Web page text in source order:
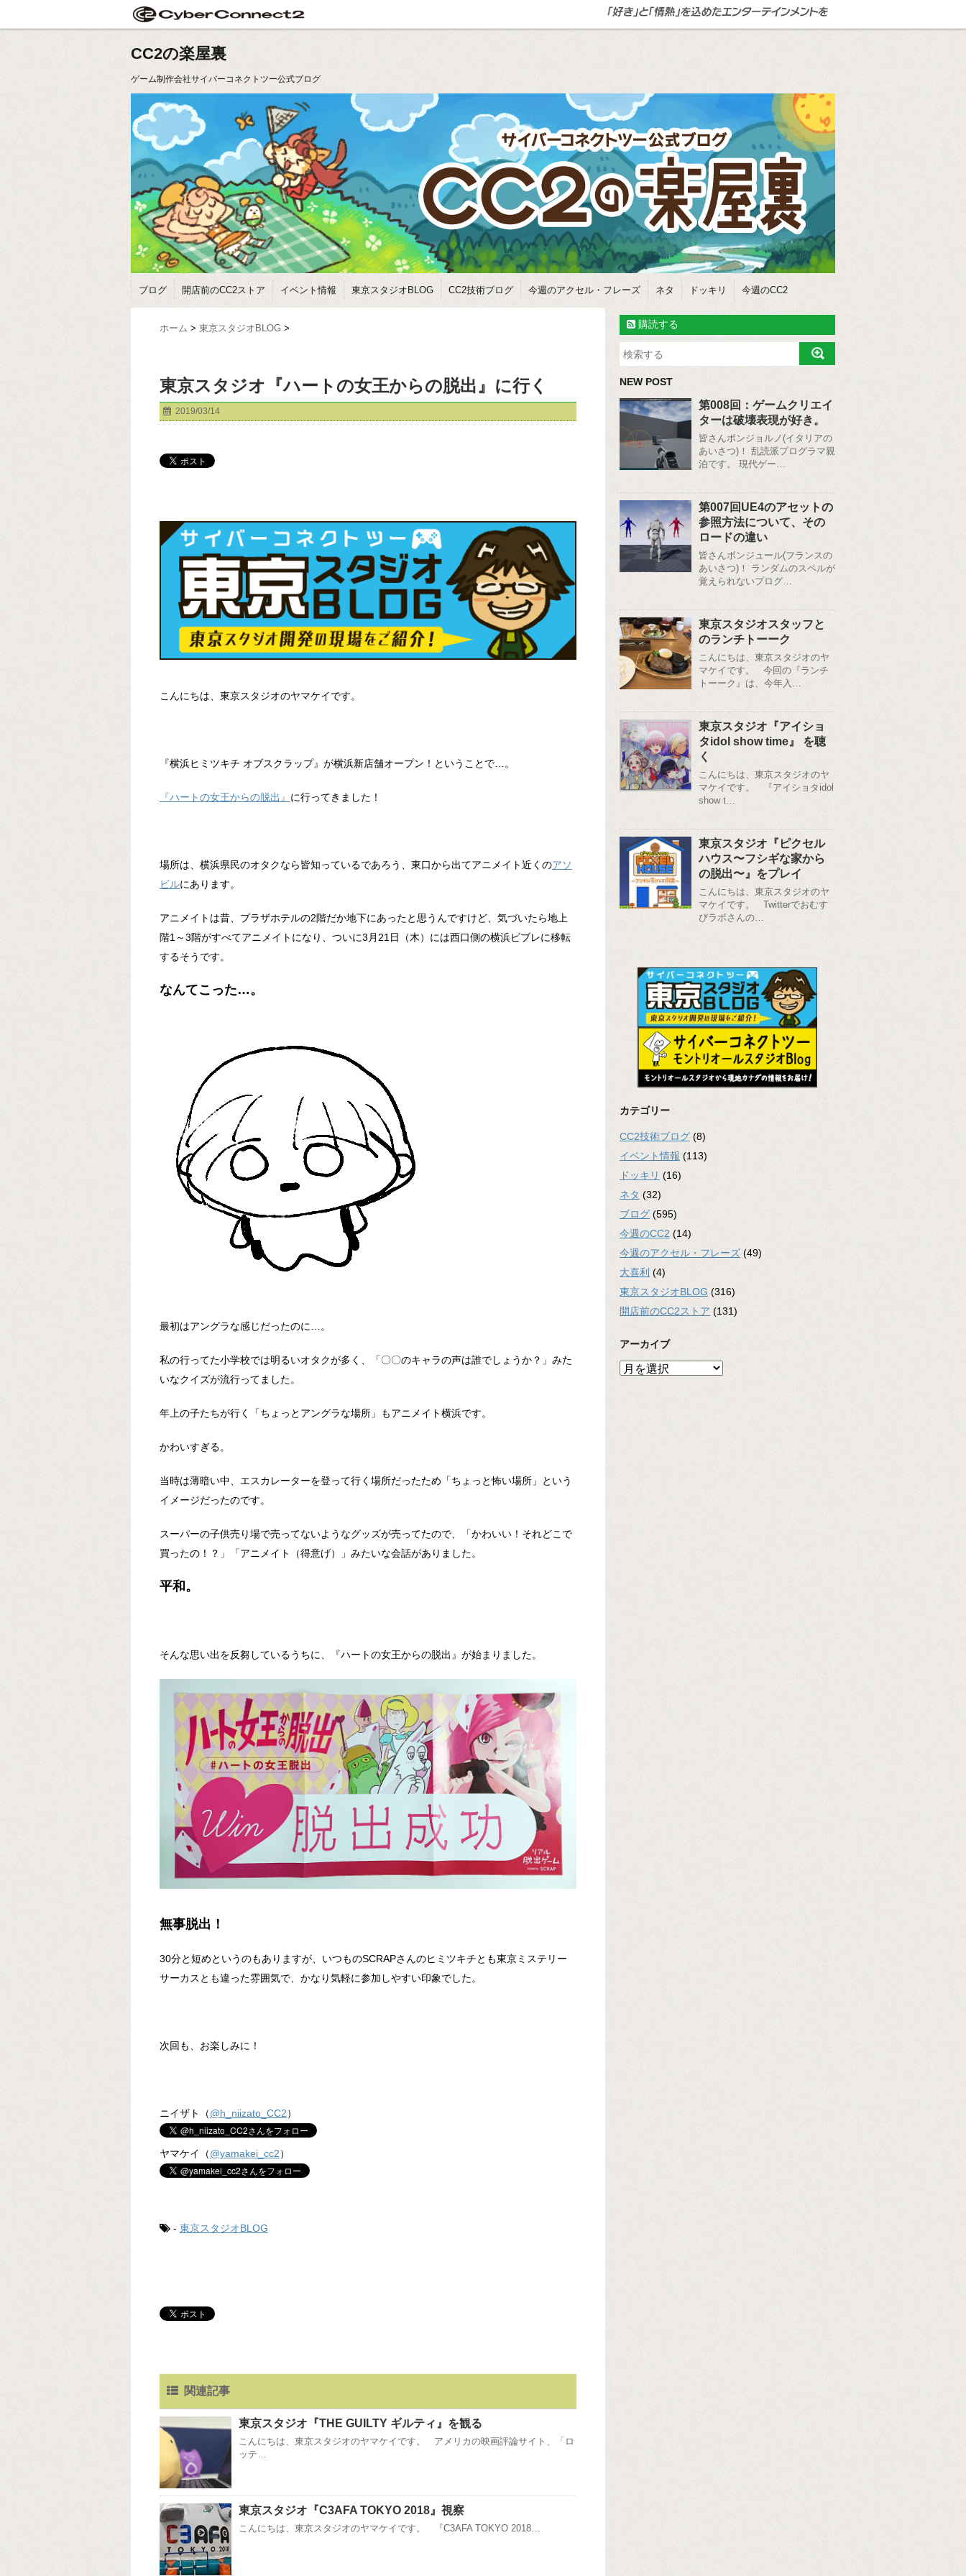
CC2の楽屋裏
ゲーム制作会社サイバーコネクトツー公式ブログ
ブログ 開店前のCC2ストア イベント情報 東京スタジオBLOG CC2技術ブログ 今週のアクセル・フレーズ ネタ ドッキリ 今週のCC2
ホーム > 東京スタジオBLOG >
東京スタジオ『ハートの女王からの脱出』に行く
2019/03/14
こんにちは、東京スタジオのヤマケイです。
『横浜ヒミツキチ オブスクラップ』が横浜新店舗オープン！ということで…。
『ハートの女王からの脱出』 に行ってきました！
場所は、横浜県民のオタクなら皆知っているであろう、東口から出てアニメイト近くのアソ
ビルにあります。
アニメイトは昔、プラザホテルの2階だか地下にあったと思うんですけど、気づいたら地上
階1～3階がすべてアニメイトになり、ついに3月21日（木）には西口側の横浜ビブレに移転
するそうです。
なんてこった…。
最初はアングラな感じだったのに…。
私の行ってた小学校では明るいオタクが多く、「〇〇のキャラの声は誰でしょうか？」みた
いなクイズが流行ってました。
年上の子たちが行く「ちょっとアングラな場所」もアニメイト横浜です。
かわいすぎる。
当時は薄暗い中、エスカレーターを登って行く場所だったため「ちょっと怖い場所」という
イメージだったのです。
スーパーの子供売り場で売ってないようなグッズが売ってたので、「かわいい！それどこで
買ったの！？」「アニメイト（得意げ）」みたいな会話がありました。
平和。
そんな思い出を反芻しているうちに、『ハートの女王からの脱出』が始まりました。
無事脱出！
30分と短めというのもありますが、いつものSCRAPさんのヒミツキチとも東京ミステリー
サーカスとも違った雰囲気で、かなり気軽に参加しやすい印象でした。
次回も、お楽しみに！
ニイザト（@h_niizato_CC2）
ヤマケイ（@yamakei_cc2）
- 東京スタジオBLOG
関連記事
東京スタジオ『THE GUILTY ギルティ』を観る
こんにちは、東京スタジオのヤマケイです。 アメリカの映画評論サイト、「ロ
ッテ…
東京スタジオ『C3AFA TOKYO 2018』視察
こんにちは、東京スタジオのヤマケイです。 『C3AFA TOKYO 2018…
購読する
NEW POST
第008回：ゲームクリエイ
ターは破壊表現が好き。
皆さんボンジョルノ(イタリアの
あいさつ)！ 乱読派プログラマ親
泊です。 現代ゲー…
第007回UE4のアセットの
参照方法について、その
ロードの違い
皆さんボンジュール(フランスの
あいさつ)！ ランダムのスペルが
覚えられないプログ…
東京スタジオスタッフと
のランチトーーク
こんにちは、東京スタジオのヤ
マケイです。 今回の『ランチ
トーーク』は、今年入…
東京スタジオ『アイショ
タidol show time』 を聴
く
こんにちは、東京スタジオのヤ
マケイです。 『アイショタidol
show t…
東京スタジオ『ピクセル
ハウス〜フシギな家から
の脱出〜』をプレイ
こんにちは、東京スタジオのヤ
マケイです。 Twitterでおむす
びラボさんの…
カテゴリー
CC2技術ブログ (8)
イベント情報 (113)
ドッキリ (16)
ネタ (32)
ブログ (595)
今週のCC2 (14)
今週のアクセル・フレーズ (49)
大喜利 (4)
東京スタジオBLOG (316)
開店前のCC2ストア (131)
アーカイブ
ア